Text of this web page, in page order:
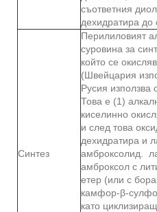
съответния
дехидратира до
Синтез
Перилиловият
суровина за
който се
(Швейцария
Русия използва
Това е (1)
киселинно
и след това
дехидратира и
амброксолид.
амброксол с
етер (или с
камфор-β-
като